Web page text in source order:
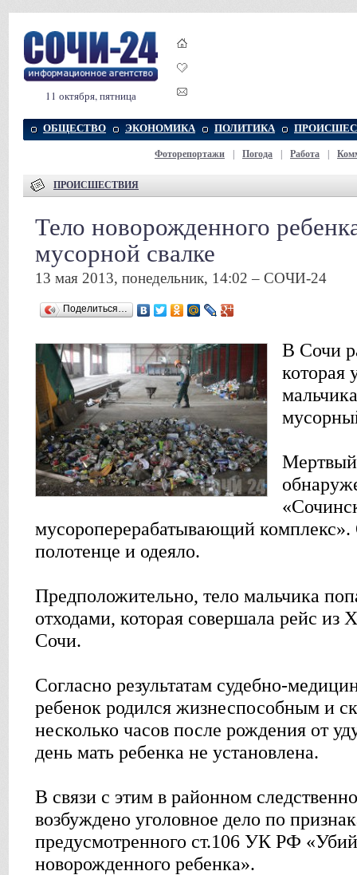
11 октября, пятница
ОБЩЕСТВО ЭКОНОМИКА ПОЛИТИКА
Фоторепортажи Погода Работа
ПРОИСШЕСТВИЯ
Тело новорожденного
мусорной свалке
13 мая 2013, понедельник, 14:02 – СОЧИ-24
Поделиться…
В Сочи
которая
мусороперерабатывающий комплекс».
полотенце и одеяло.
Предположительно, тело мальчика
отходами, которая совершала рейс из
Сочи.
Согласно результатам судебно-
ребенок родился жизнеспособным и
несколько часов после рождения от
день мать ребенка не установлена.
В связи с этим в районном
возбуждено уголовное дело по
предусмотренного ст.106 УК РФ
новорожденного ребенка».